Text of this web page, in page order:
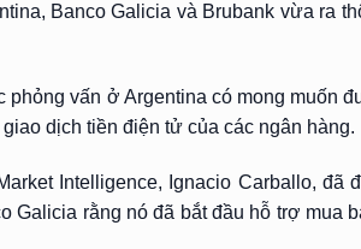
Banco Galicia và Brubank vừa ra
vấn ở Argentina có mong muốn
dịch tiền điện tử của các ngân hàng.
Intelligence, Ignacio Carballo, đã
Galicia rằng nó đã bắt đầu hỗ trợ mua